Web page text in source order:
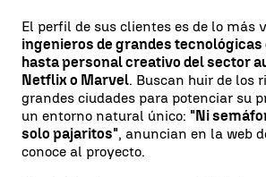
El perfil de sus clientes es de lo más
ingenieros de grandes tecnológicas
hasta personal creativo del sector
Netflix o Marvel. Buscan huir de los
grandes ciudades para potenciar su
un entorno natural único: "Ni
solo pajaritos", anuncian en la web
conoce al proyecto.